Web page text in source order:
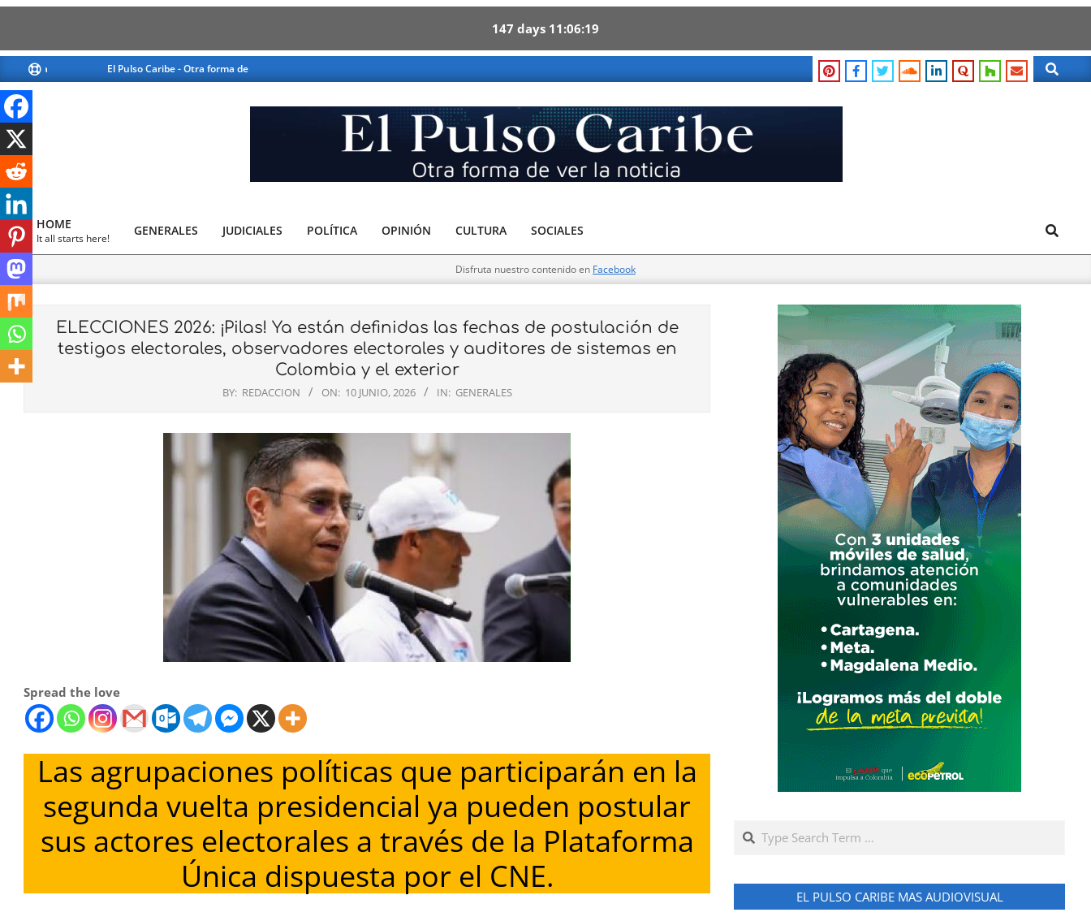
147 days 11 06 17
to
content
El Pulso Caribe - Otra forma de ver la noticia Search
El
Caribe
Primary
Navigation
Menu
HOME
It all starts here!
GENERALES JUDICIALES POLÍTICA OPINIÓN CULTURA SOCIALES Search
Disfruta nuestro contenido en Facebook
ELECCIONES 2026: ¡Pilas! Ya están definidas las fechas de postulación de
testigos electorales, observadores electorales y auditores de sistemas en
Colombia y el exterior
BY: REDACCION ON: 10 JUNIO, 2026 IN: GENERALES
Spread the love
Las agrupaciones políticas que participarán en la
segunda vuelta presidencial ya pueden postular
sus actores electorales a través de la Plataforma
Única dispuesta por el CNE.
Search
EL PULSO CARIBE MAS AUDIOVISUAL